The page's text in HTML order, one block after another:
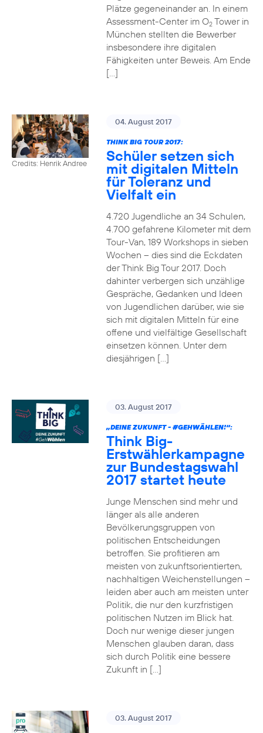
Plätze gegeneinander an. In einem
Assessment-Center im O2Tower in
München stellten die Bewerber
insbesondere ihre digitalen
Fähigkeiten unter Beweis. Am Ende
[…]
Credits: Henrik Andree
04. August 2017
THINK BIG TOUR 2017:
Schüler setzen sich
mit digitalen Mitteln
für Toleranz und
Vielfalt ein
4.720 Jugendliche an 34 Schulen,
4.700 gefahrene Kilometer mit dem
Tour-Van, 189 Workshops in sieben
Wochen – dies sind die Eckdaten
der Think Big Tour 2017. Doch
dahinter verbergen sich unzählige
Gespräche, Gedanken und Ideen
von Jugendlichen darüber, wie sie
sich mit digitalen Mitteln für eine
offene und vielfältige Gesellschaft
einsetzen können. Unter dem
diesjährigen […]
03. August 2017
„DEINE ZUKUNFT - #GEHWÄHLEN!“:
Think Big-
Erstwählerkampagne
zur Bundestagswahl
2017 startet heute
Junge Menschen sind mehr und
länger als alle anderen
Bevölkerungsgruppen von
politischen Entscheidungen
betroffen. Sie profitieren am
meisten von zukunftsorientierten,
nachhaltigen Weichenstellungen –
leiden aber auch am meisten unter
Politik, die nur den kurzfristigen
politischen Nutzen im Blick hat.
Doch nur wenige dieser jungen
Menschen glauben daran, dass
sich durch Politik eine bessere
Zukunft in […]
03. August 2017